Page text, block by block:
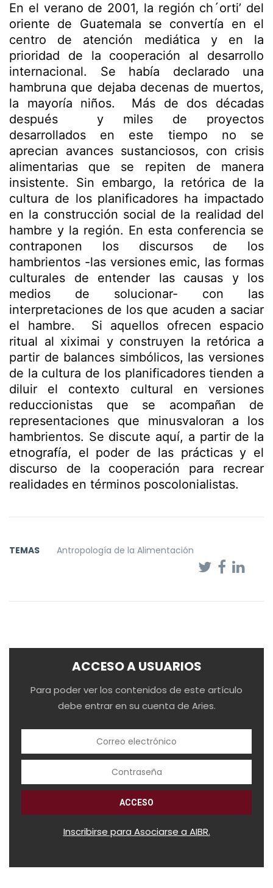
En el verano de 2001, la región ch´orti’ del
oriente de Guatemala se convertía en el
centro de atención mediática y en la
prioridad de la cooperación al desarrollo
internacional. Se había declarado una
hambruna que dejaba decenas de muertos,
la mayoría niños. Más de dos décadas
después y miles de proyectos
desarrollados en este tiempo no se
aprecian avances sustanciosos, con crisis
alimentarias que se repiten de manera
insistente. Sin embargo, la retórica de la
cultura de los planificadores ha impactado
en la construcción social de la realidad del
hambre y la región. En esta conferencia se
contraponen los discursos de los
hambrientos -las versiones emic, las formas
culturales de entender las causas y los
medios de solucionar- con las
interpretaciones de los que acuden a saciar
el hambre. Si aquellos ofrecen espacio
ritual al xiximai y construyen la retórica a
partir de balances simbólicos, las versiones
de la cultura de los planificadores tienden a
diluir el contexto cultural en versiones
reduccionistas que se acompañan de
representaciones que minusvaloran a los
hambrientos. Se discute aquí, a partir de la
etnografía, el poder de las prácticas y el
discurso de la cooperación para recrear
realidades en términos poscolonialistas.
TEMAS Antropología de la Alimentación
ACCESO A USUARIOS
Para poder ver los contenidos de este artículo
debe entrar en su cuenta de Aries.
Inscribirse para Asociarse a AIBR.